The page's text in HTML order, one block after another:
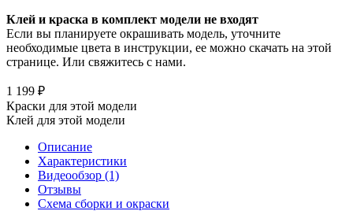
Клей и краска в комплект модели не входят
Если вы планируете окрашивать модель, уточните
необходимые цвета в инструкции, ее можно скачать на этой
странице. Или свяжитесь с нами.
1 199 ₽
Краски для этой модели
Клей для этой модели
Описание
Характеристики
Видеообзор (1)
Отзывы
Схема сборки и окраски